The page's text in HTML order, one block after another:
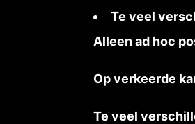
Te veel
Alleen ad hoc
Op verkeerde
Te veel